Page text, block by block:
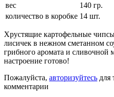
вес
140 гр.
количество в коробке 14 шт.
Хрустящие картофельные
лисичек в нежном сметанном
грибного аромата и
настроение готово!
Пожалуйста, авторизуйтесь для
комментарии